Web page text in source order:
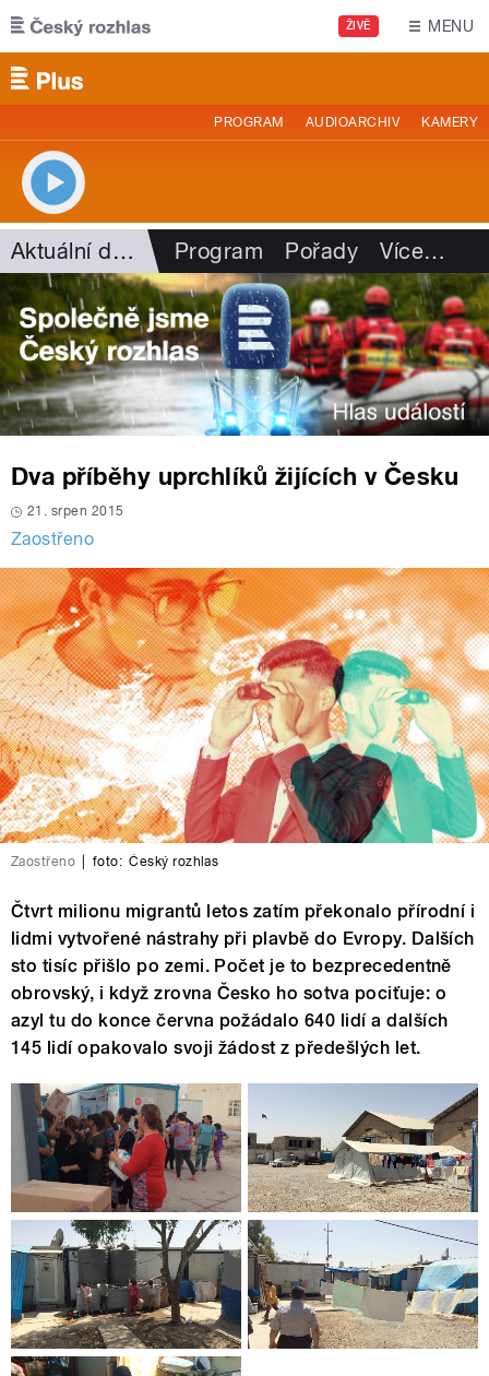
Přejít k hlavnímu obsahu
ŽIVĚ MENU
PROGRAM AUDIOARCHIV KAMERY
Aktuální dění Program Pořady Více…
Dva příběhy uprchlíků žijících v Česku
21. srpen 2015
Zaostřeno
Zaostřeno foto: Český rozhlas
Čtvrt milionu migrantů letos zatím překonalo přírodní i
lidmi vytvořené nástrahy při plavbě do Evropy. Dalších
sto tisíc přišlo po zemi. Počet je to bezprecedentně
obrovský, i když zrovna Česko ho sotva pociťuje: o
azyl tu do konce června požádalo 640 lidí a dalších
145 lidí opakovalo svoji žádost z předešlých let.